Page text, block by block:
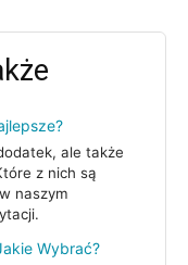
ale także
z nich są
naszym
Wybrać?